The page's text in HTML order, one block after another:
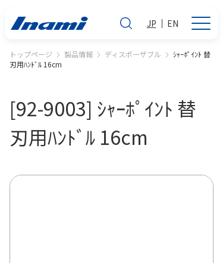
JP EN
トップページ 製品情報 ディスポーザブル
ｼｬｰﾎﾟｲﾝﾄ 替
刃用ﾊﾝﾄﾞﾙ 16cm
[92-9003] ｼｬｰﾎﾟｲﾝﾄ 替
刃用ﾊﾝﾄﾞﾙ 16cm